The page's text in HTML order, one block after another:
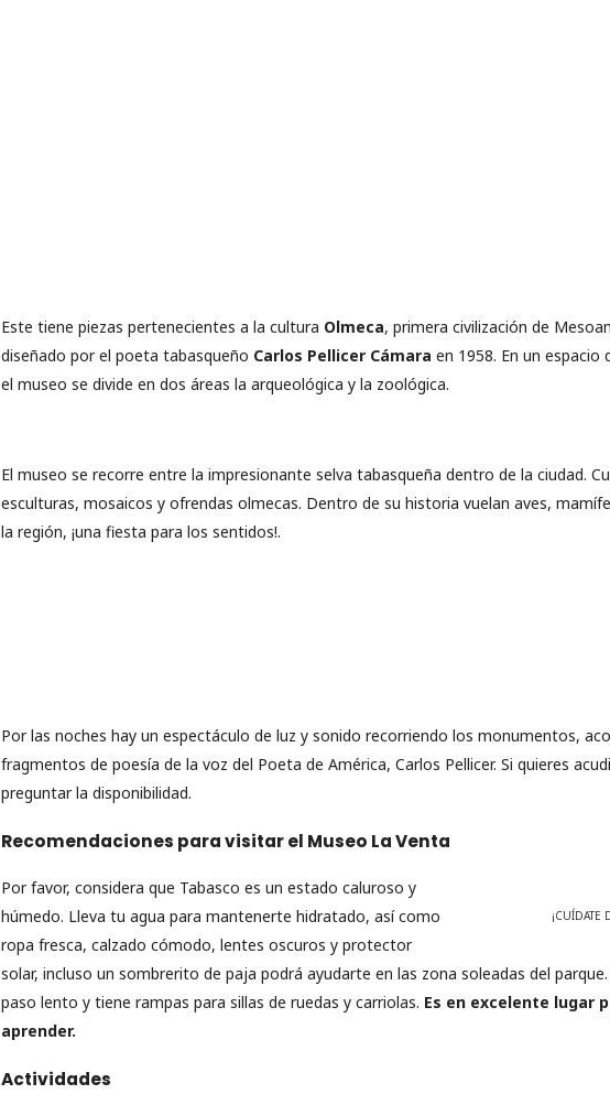
Este tiene piezas pertenecientes a la cultura Olmeca, primera civilización de
diseñado por el poeta tabasqueño Carlos Pellicer Cámara en 1958. En un espacio
el museo se divide en dos áreas la arqueológica y la zoológica.
El museo se recorre entre la impresionante selva tabasqueña dentro de la ciudad.
esculturas, mosaicos y ofrendas olmecas. Dentro de su historia vuelan aves,
la región, ¡una fiesta para los sentidos!.
Por las noches hay un espectáculo de luz y sonido recorriendo los monumentos,
fragmentos de poesía de la voz del Poeta de América, Carlos Pellicer. Si quieres
preguntar la disponibilidad.
Recomendaciones para visitar el Museo La Venta
¡CUÍDATE
Por favor, considera que Tabasco es un estado caluroso y
húmedo. Lleva tu agua para mantenerte hidratado, así como
ropa fresca, calzado cómodo, lentes oscuros y protector
solar, incluso un sombrerito de paja podrá ayudarte en las zona soleadas del
paso lento y tiene rampas para sillas de ruedas y carriolas. Es en excelente lugar
aprender.
Actividades